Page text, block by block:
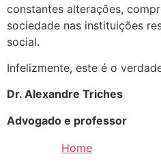
constantes alterações,
sociedade nas instituições
social.
Infelizmente, este é o
Dr. Alexandre Triches
Advogado e professor
Home